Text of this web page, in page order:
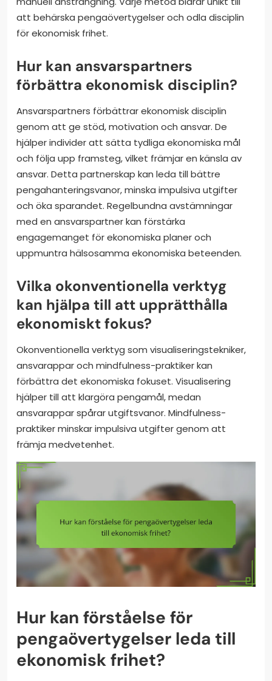
att behärska pengaövertygelser och odla disciplin
för ekonomisk frihet.
Hur kan ansvarspartners
förbättra ekonomisk disciplin?
Ansvarspartners förbättrar ekonomisk disciplin
genom att ge stöd, motivation och ansvar. De
hjälper individer att sätta tydliga ekonomiska mål
och följa upp framsteg, vilket främjar en känsla av
ansvar. Detta partnerskap kan leda till bättre
pengahanteringsvanor, minska impulsiva utgifter
och öka sparandet. Regelbundna avstämningar
med en ansvarspartner kan förstärka
engagemanget för ekonomiska planer och
uppmuntra hälsosamma ekonomiska beteenden.
Vilka okonventionella verktyg
kan hjälpa till att upprätthålla
ekonomiskt fokus?
Okonventionella verktyg som visualiseringstekniker,
ansvarappar och mindfulness-praktiker kan
förbättra det ekonomiska fokuset. Visualisering
hjälper till att klargöra pengamål, medan
ansvarappar spårar utgiftsvanor. Mindfulness-
praktiker minskar impulsiva utgifter genom att
främja medvetenhet.
Hur kan förståelse för
pengaövertygelser leda till
ekonomisk frihet?